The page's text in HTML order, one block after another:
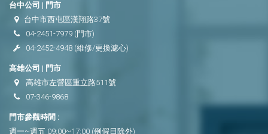
台中公司 | 門市
台中市西屯區漢翔路37號
04-2451-7979 (門市)
04-2452-4948 (維修/更換濾心)
高雄公司 | 門市
高雄市左營區重立路511號
07-346-9868
門市參觀時間 :
週一~週五 09:00~17:00 (例假日除外)